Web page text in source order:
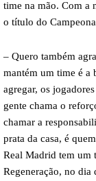
time na mão. Com a
o título do
– Quero também
mantém um time é a
agregar, os
gente chama o
chamar a
prata da casa, é
Real Madrid tem um
Regeneração, no